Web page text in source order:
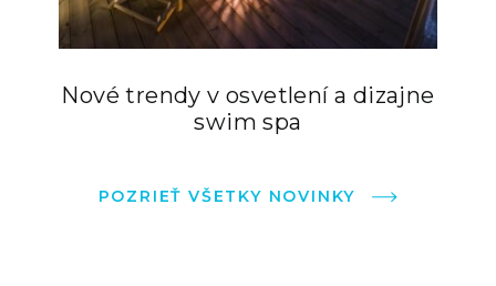
Nové trendy v osvetlení a dizajne
swim spa
POZRIEŤ VŠETKY NOVINKY